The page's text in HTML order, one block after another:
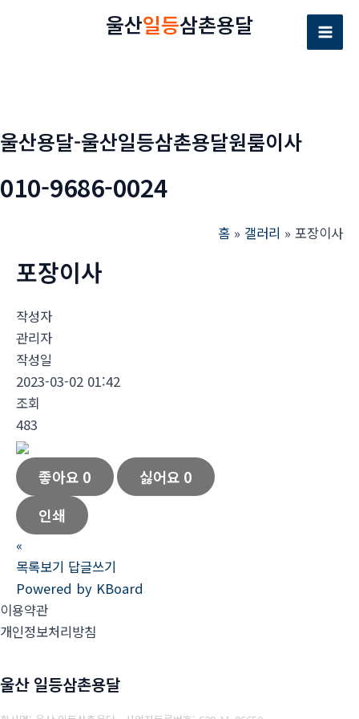
뛰
울산일등삼촌용달
Main
울산용달-울산일등삼촌용달원룸이사
010-9686-0024
홈 갤러리 포장이사
포장이사
작성자
관리자
작성일
2023-03-02 01:42
조회
483
좋아요 0 싫어요 0
인쇄
«
목록보기 답글쓰기
Powered by KBoard
이용약관
개인정보처리방침
울산 일등삼촌용달